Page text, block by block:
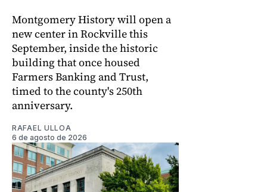
Montgomery History will open a
new center in Rockville this
September, inside the historic
building that once housed
Farmers Banking and Trust,
timed to the county's 250th
anniversary.
RAFAEL ULLOA
6 de agosto de 2026